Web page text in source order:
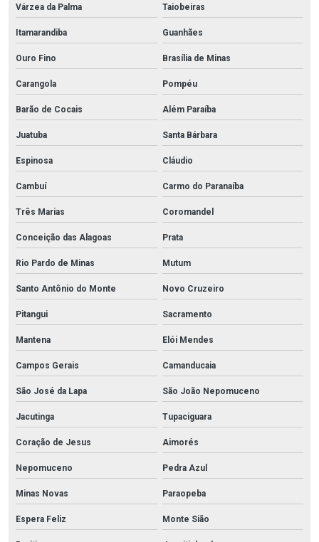
Várzea da Palma Taiobeiras
Itamarandiba Guanhães
Ouro Fino Brasília de Minas
Carangola Pompéu
Barão de Cocais Além Paraíba
Juatuba Santa Bárbara
Espinosa Cláudio
Cambuí Carmo do Paranaíba
Três Marias Coromandel
Conceição das Alagoas Prata
Rio Pardo de Minas Mutum
Santo Antônio do Monte Novo Cruzeiro
Pitangui Sacramento
Mantena Elói Mendes
Campos Gerais Camanducaia
São José da Lapa São João Nepomuceno
Jacutinga Tupaciguara
Coração de Jesus Aimorés
Nepomuceno Pedra Azul
Minas Novas Paraopeba
Espera Feliz Monte Sião